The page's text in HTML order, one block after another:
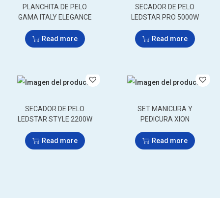
PLANCHITA DE PELO
GAMA ITALY ELEGANCE
Read more
SECADOR DE PELO
LEDSTAR PRO 5000W
Read more
SECADOR DE PELO
LEDSTAR STYLE 2200W
Read more
SET MANICURA Y
PEDICURA XION
Read more